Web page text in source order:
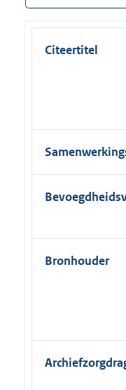
Citeertitel
Bronhouder